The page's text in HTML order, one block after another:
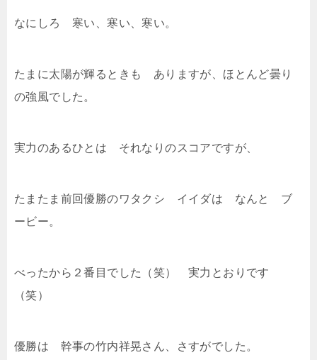
なにしろ 寒い、寒い、寒い。
たまに太陽が輝るときも ありますが、ほとんど曇り
の強風でした。
実力のあるひとは それなりのスコアですが、
たまたま前回優勝のワタクシ イイダは なんと ブ
ービー。
べったから２番目でした（笑） 実力とおりです
（笑）
優勝は 幹事の竹内祥晃さん、さすがでした。